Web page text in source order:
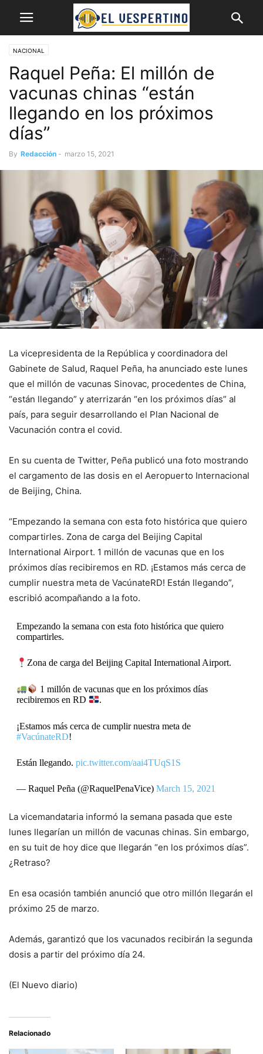
NACIONAL
Raquel Peña: El millón de
vacunas chinas “están
llegando en los próximos
días”
By Redacción - marzo 15, 2021
La vicepresidenta de la República y coordinadora del
Gabinete de Salud, Raquel Peña, ha anunciado este lunes
que el millón de vacunas Sinovac, procedentes de China,
“están llegando” y aterrizarán “en los próximos días” al
país, para seguir desarrollando el Plan Nacional de
Vacunación contra el covid.
En su cuenta de Twitter, Peña publicó una foto mostrando
el cargamento de las dosis en el Aeropuerto Internacional
de Beijing, China.
“Empezando la semana con esta foto histórica que quiero
compartirles. Zona de carga del Beijing Capital
International Airport. 1 millón de vacunas que en los
próximos días recibiremos en RD. ¡Estamos más cerca de
cumplir nuestra meta de VacúnateRD! Están llegando”,
escribió acompañando a la foto.
Empezando la semana con esta foto histórica que quiero
compartirles.
Zona de carga del Beijing Capital International Airport.
1 millón de vacunas que en los próximos días
recibiremos en RD
.
¡Estamos más cerca de cumplir nuestra meta de
#VacúnateRD!
Están llegando. pic.twitter.com/aai4TUqS1S
— Raquel Peña (@RaquelPenaVice) March 15, 2021
La vicemandataria informó la semana pasada que este
lunes llegarían un millón de vacunas chinas. Sin embargo,
en su tuit de hoy dice que llegarán “en los próximos días”.
¿Retraso?
En esa ocasión también anunció que otro millón llegarán el
próximo 25 de marzo.
Además, garantizó que los vacunados recibirán la segunda
dosis a partir del próximo día 24.
(El Nuevo diario)
Relacionado